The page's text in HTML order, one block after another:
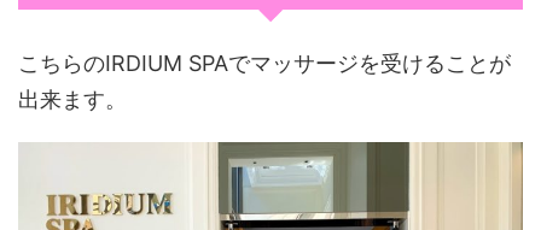
こちらのIRDIUM SPAでマッサージを受けることが
出来ます。